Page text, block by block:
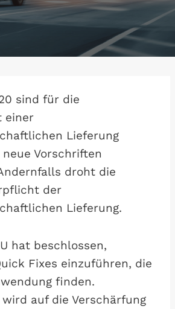
sind für die
einer
Lieferung
Vorschriften
droht die
der
Lieferung.
hat beschlossen,
Fixes einzuführen, die
finden.
auf die Verschärfung